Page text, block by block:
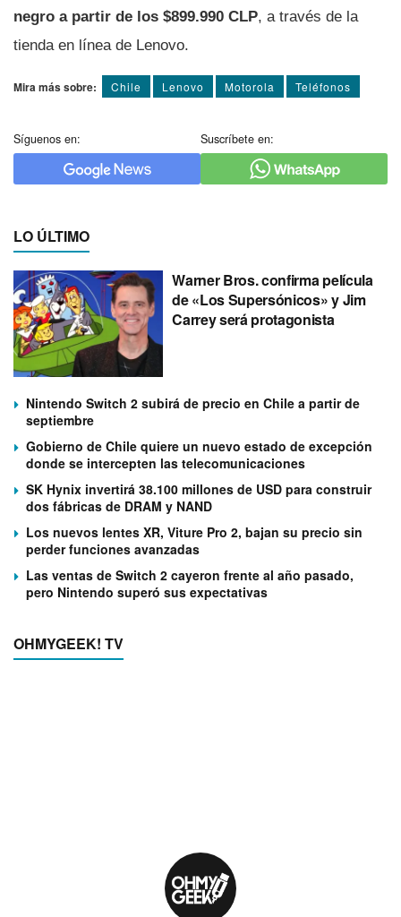
negro a partir de los $899.990 CLP, a través de la
tienda en línea de Lenovo.
Mira más sobre: Chile Lenovo Motorola Teléfonos
Síguenos en: Suscríbete en:
LO ÚLTIMO
Warner Bros. confirma película
de «Los Supersónicos» y Jim
Carrey será protagonista
Nintendo Switch 2 subirá de precio en Chile a partir de
septiembre
Gobierno de Chile quiere un nuevo estado de excepción
donde se intercepten las telecomunicaciones
SK Hynix invertirá 38.100 millones de USD para construir
dos fábricas de DRAM y NAND
Los nuevos lentes XR, Viture Pro 2, bajan su precio sin
perder funciones avanzadas
Las ventas de Switch 2 cayeron frente al año pasado,
pero Nintendo superó sus expectativas
OHMYGEEK! TV